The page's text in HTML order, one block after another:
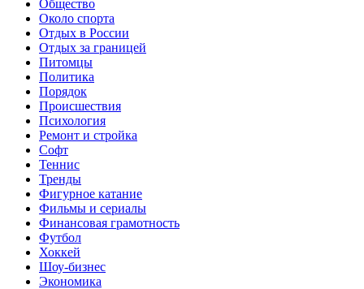
Общество
Около спорта
Отдых в России
Отдых за границей
Питомцы
Политика
Порядок
Происшествия
Психология
Ремонт и стройка
Софт
Теннис
Тренды
Фигурное катание
Фильмы и сериалы
Финансовая грамотность
Футбол
Хоккей
Шоу-бизнес
Экономика